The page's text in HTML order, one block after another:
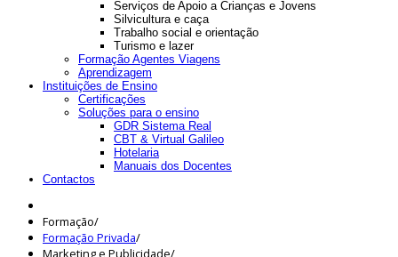
Serviços de Apoio a Crianças e Jovens
Silvicultura e caça
Trabalho social e orientação
Turismo e lazer
Formação Agentes Viagens
Aprendizagem
Instituições de Ensino
Certificações
Soluções para o ensino
GDR Sistema Real
CBT & Virtual Galileo
Hotelaria
Manuais dos Docentes
Contactos
Formação/
Formação Privada/
Marketing e Publicidade/